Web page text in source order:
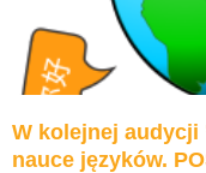
W kolejnej audycji
nauce języków.